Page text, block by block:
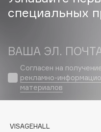
Carmex
Celimax
Cettua
Chupa Chups
Clarins Precious
специальных
ВАША ЭЛ.
Согласен на
рекламно-
материалов
VISAGEHALL